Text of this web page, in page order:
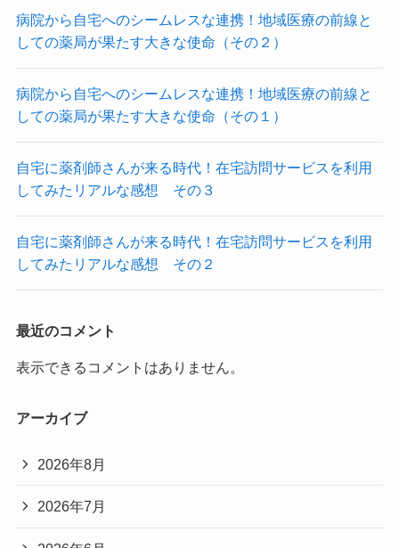
病院から自宅へのシームレスな連携！地域医療の前線と
しての薬局が果たす大きな使命（その２）
病院から自宅へのシームレスな連携！地域医療の前線と
しての薬局が果たす大きな使命（その１）
自宅に薬剤師さんが来る時代！在宅訪問サービスを利用
してみたリアルな感想 その３
自宅に薬剤師さんが来る時代！在宅訪問サービスを利用
してみたリアルな感想 その２
最近のコメント
表示できるコメントはありません。
アーカイブ
2026年8月
2026年7月